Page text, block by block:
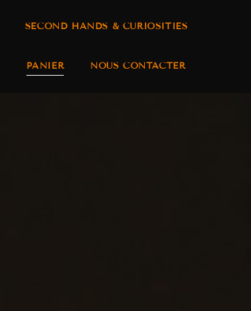
SECOND HANDS & CURIOSITIES
PANIER NOUS CONTACTER